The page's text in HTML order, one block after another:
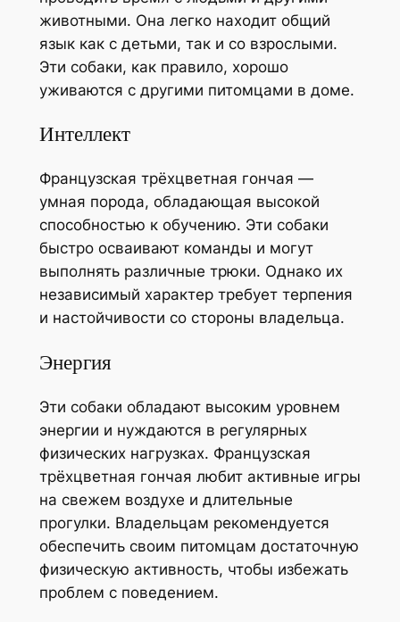
животными. Она легко находит общий
язык как с детьми, так и со взрослыми.
Эти собаки, как правило, хорошо
уживаются с другими питомцами в доме.
Интеллект
Французская трёхцветная гончая —
умная порода, обладающая высокой
способностью к обучению. Эти собаки
быстро осваивают команды и могут
выполнять различные трюки. Однако их
независимый характер требует терпения
и настойчивости со стороны владельца.
Энергия
Эти собаки обладают высоким уровнем
энергии и нуждаются в регулярных
физических нагрузках. Французская
трёхцветная гончая любит активные игры
на свежем воздухе и длительные
прогулки. Владельцам рекомендуется
обеспечить своим питомцам достаточную
физическую активность, чтобы избежать
проблем с поведением.